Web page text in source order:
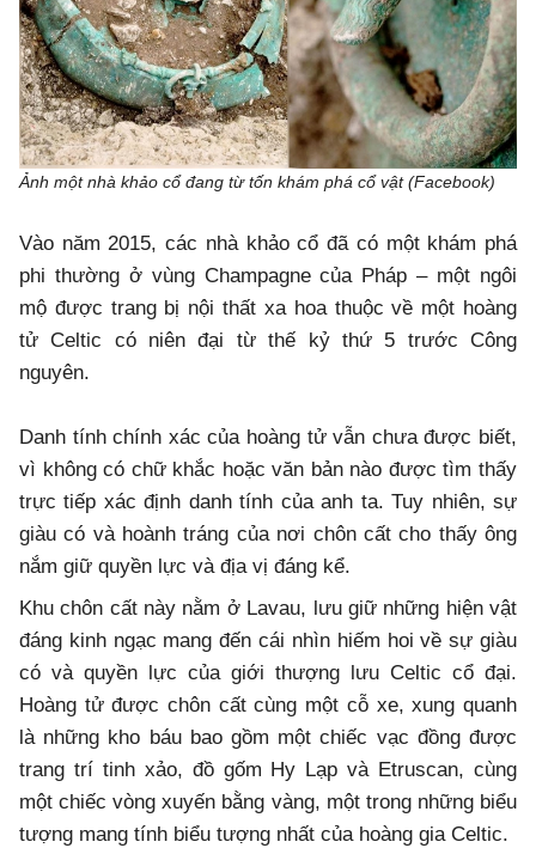
Ảnh một nhà khảo cổ đang từ tốn khám phá cổ vật (Facebook)
Vào năm 2015, các nhà khảo cổ đã có một khám phá
phi thường ở vùng Champagne của Pháp – một ngôi
mộ được trang bị nội thất xa hoa thuộc về một hoàng
tử Celtic có niên đại từ thế kỷ thứ 5 trước Công
nguyên.
Danh tính chính xác của hoàng tử vẫn chưa được biết,
vì không có chữ khắc hoặc văn bản nào được tìm thấy
trực tiếp xác định danh tính của anh ta. Tuy nhiên, sự
giàu có và hoành tráng của nơi chôn cất cho thấy ông
nắm giữ quyền lực và địa vị đáng kể.
Khu chôn cất này nằm ở Lavau, lưu giữ những hiện vật
đáng kinh ngạc mang đến cái nhìn hiếm hoi về sự giàu
có và quyền lực của giới thượng lưu Celtic cổ đại.
Hoàng tử được chôn cất cùng một cỗ xe, xung quanh
là những kho báu bao gồm một chiếc vạc đồng được
trang trí tinh xảo, đồ gốm Hy Lạp và Etruscan, cùng
một chiếc vòng xuyến bằng vàng, một trong những biểu
tượng mang tính biểu tượng nhất của hoàng gia Celtic.